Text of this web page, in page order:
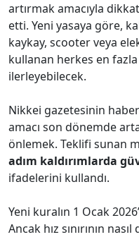
artırmak amacıyla
etti. Yeni yasaya göre,
kaykay, scooter veya
kullanan herkes en
ilerleyebilecek.
Nikkei gazetesinin
amacı son dönemde
önlemek. Teklifi sunan
adım kaldırımlarda
ifadelerini kullandı.
Yeni kuralın 1 Ocak
Ancak hız sınırının